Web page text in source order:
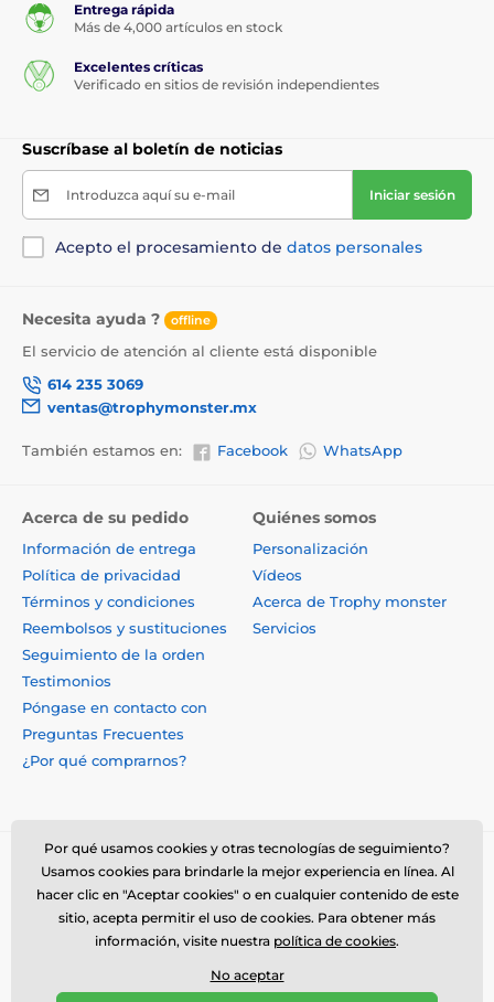
Entrega rápida
Más de 4,000 artículos en stock
Excelentes críticas
Verificado en sitios de revisión independientes
Suscríbase al boletín de noticias
Introduzca aquí su e-mail Iniciar sesión
Acepto el procesamiento de datos personales
Necesita ayuda ? offline
El servicio de atención al cliente está disponible
614 235 3069
ventas@trophymonster.mx
También estamos en: Facebook WhatsApp
Acerca de su pedido
Información de entrega
Política de privacidad
Términos y condiciones
Reembolsos y sustituciones
Seguimiento de la orden
Testimonios
Póngase en contacto con
Preguntas Frecuentes
¿Por qué comprarnos?
Quiénes somos
Personalización
Vídeos
Acerca de Trophy monster
Servicios
© 2026 www.trophymonster.mx ⦁ Tienda electrónica creada por
Por qué usamos cookies y otras tecnologías de seguimiento?
Usamos cookies para brindarle la mejor experiencia en línea. Al
hacer clic en "Aceptar cookies" o en cualquier contenido de este
sitio, acepta permitir el uso de cookies. Para obtener más
información, visite nuestra política de cookies.
No aceptar